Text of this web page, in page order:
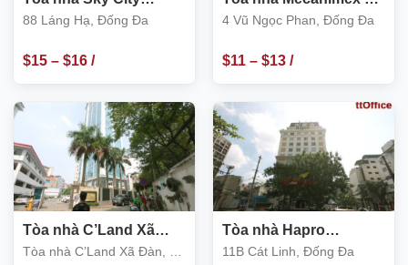
Towers 88 Láng Hạ,
88 Láng Hạ, Đống Đa
$15– $16/
m2
Vũ Ngọc Phan
4 Vũ Ngọc Phan, Đống Đa
$11– $13/
m2
Tòa nhà C’Land Xã
Đàn, số 156 Xã Đàn 2,
Tòa nhà C’Land Xã Đàn, số
Tòa nhà Hapro
Building 11B Cát Linh
11B Cát Linh, Đống Đa